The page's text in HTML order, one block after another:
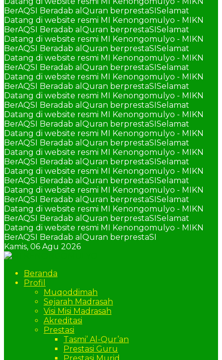
BerAQSI Beradab alQuran berprestaSISelamat
Datang di website resmi MI Kenongomulyo - MIKN
BerAQSI Beradab alQuran berprestaSISelamat
Datang di website resmi MI Kenongomulyo - MIKN
BerAQSI Beradab alQuran berprestaSISelamat
Datang di website resmi MI Kenongomulyo - MIKN
BerAQSI Beradab alQuran berprestaSISelamat
Datang di website resmi MI Kenongomulyo - MIKN
BerAQSI Beradab alQuran berprestaSISelamat
Datang di website resmi MI Kenongomulyo - MIKN
BerAQSI Beradab alQuran berprestaSISelamat
Datang di website resmi MI Kenongomulyo - MIKN
BerAQSI Beradab alQuran berprestaSISelamat
Datang di website resmi MI Kenongomulyo - MIKN
BerAQSI Beradab alQuran berprestaSISelamat
Datang di website resmi MI Kenongomulyo - MIKN
BerAQSI Beradab alQuran berprestaSISelamat
Datang di website resmi MI Kenongomulyo - MIKN
BerAQSI Beradab alQuran berprestaSISelamat
Datang di website resmi MI Kenongomulyo - MIKN
BerAQSI Beradab alQuran berprestaSISelamat
Datang di website resmi MI Kenongomulyo - MIKN
BerAQSI Beradab alQuran berprestaSISelamat
Datang di website resmi MI Kenongomulyo - MIKN
BerAQSI Beradab alQuran berprestaSI
Kamis, 06 Agu 2026
Beranda
Profil
Muqoddimah
Sejarah Madrasah
Visi Misi Madrasah
Akreditasi
Prestasi
Tasmi’ Al-Qur’an
Prestasi Guru